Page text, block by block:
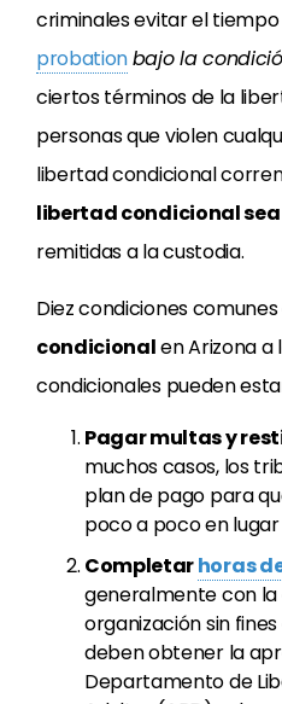
criminales evitar el tiempo
probationbajo la
ciertos términos de la
personas que violen
libertad condicional
libertad condicional
remitidas a la custodia.
Diez condiciones
condicionalen Arizona a
condicionales pueden
Pagar multas y
muchos casos, los
plan de pago para
poco a poco en
Completarhoras
generalmente con la
organización sin
deben obtener la
Departamento de